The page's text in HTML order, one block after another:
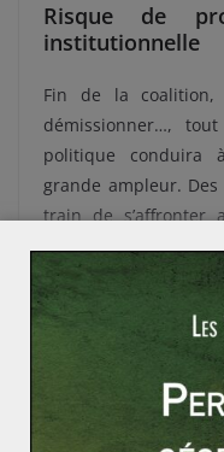
Risque de
institutionnelle
Fin de la
démissionner…,
politique conduira
grande ampleur.
train de s’affronter
Kinshasa, ont fait le
des deux camps en
même affrontés à
tranchants. En
grièvement blessée.
Palais du
parlementaires.